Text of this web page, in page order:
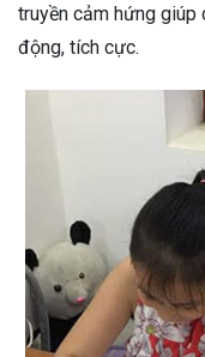
truyền cảm hứng giúp
động, tích cực.